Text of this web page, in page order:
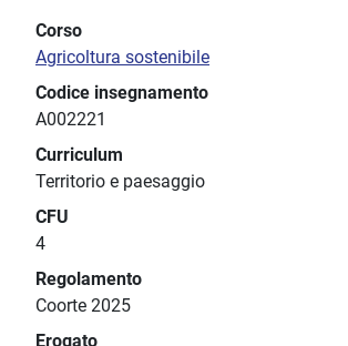
Corso
Agricoltura sostenibile
Codice insegnamento
A002221
Curriculum
Territorio e paesaggio
CFU
4
Regolamento
Coorte 2025
Erogato